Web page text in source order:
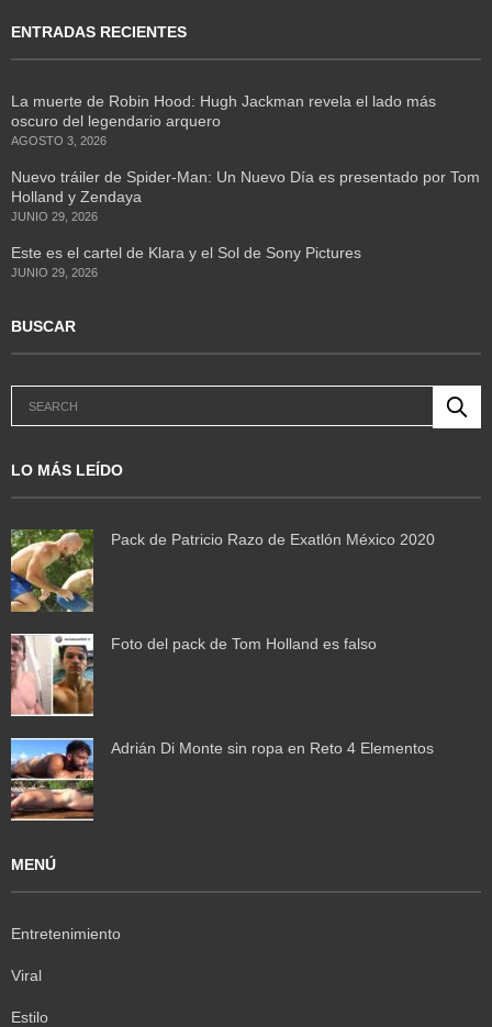
ENTRADAS RECIENTES
La muerte de Robin Hood: Hugh Jackman revela el lado más
oscuro del legendario arquero
AGOSTO 3, 2026
Nuevo tráiler de Spider-Man: Un Nuevo Día es presentado por Tom
Holland y Zendaya
JUNIO 29, 2026
Este es el cartel de Klara y el Sol de Sony Pictures
JUNIO 29, 2026
BUSCAR
LO MÁS LEÍDO
Pack de Patricio Razo de Exatlón México 2020
Foto del pack de Tom Holland es falso
Adrián Di Monte sin ropa en Reto 4 Elementos
MENÚ
Entretenimiento
Viral
Estilo